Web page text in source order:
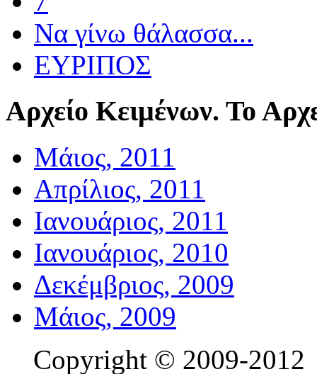
Να γίνω θάλασσα...
ΕΥΡΙΠΟΣ
Αρχείο Κειμένων. Το
Μάιος, 2011
Απρίλιος, 2011
Ιανουάριος, 2011
Ιανουάριος, 2010
Δεκέμβριος, 2009
Μάιος, 2009
Copyright © 2009-